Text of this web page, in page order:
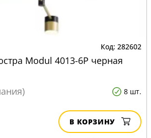
282602
Modul 4013-6P черная
8 шт.
В КОРЗИНУ